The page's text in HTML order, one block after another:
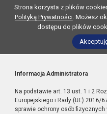
Strona korzysta z plików
Polityką Prywatności. Możesz
dostępu do plików
Informacja Administratora
Na podstawie art. 13 ust. 1 i 2
Europejskiego i Rady (UE) 2016/
sprawie ochrony osób